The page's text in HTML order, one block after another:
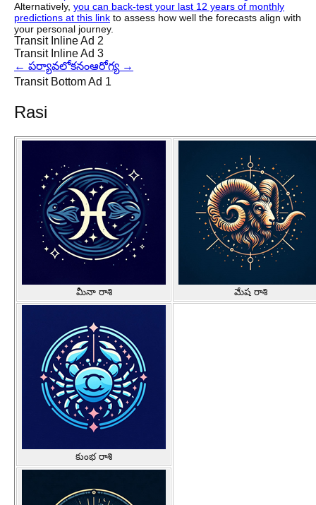
Alternatively, you can back-test your last 12 years of monthly
predictions at this link to assess how well the forecasts align with
your personal journey.
Transit Inline Ad 2
Transit Inline Ad 3
← పర్యావలోకనంఆరోగ్య →
Transit Bottom Ad 1
Rasi
మీనా రాశి మేష రాశి
కుంభ రాశి